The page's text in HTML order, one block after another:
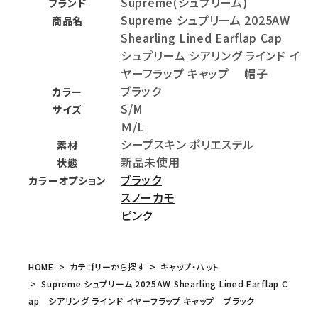
ブランド
商品名
Supreme シュプリーム 2025AW
Shearling Lined Earflap Cap
シュプリーム シアリング ラインド イ
ヤーフラップ キャップ 帽子
カラー ブラック
サイズ
S/M
Ｍ/L
素材 シープスキン ポリエステル
状態 新品未使用
カラーオプション
ブラック
スノーカモ
ピンク
HOME カテゴリーから探す
キャップ・ハット
Supreme シュプリーム 2025AW Shearling Lined Earflap C
ap シアリング ラインド イヤーフラップ キャップ ブラック